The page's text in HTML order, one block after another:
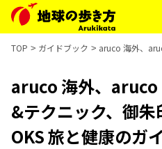
TOP ガイドブック aruco 海外、
aruco 海外、aruco
&テクニック、御
OKS 旅と健康のガ